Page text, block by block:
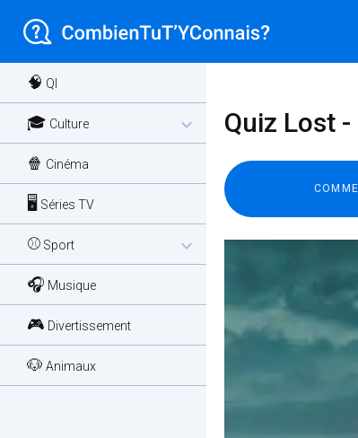
🧠 QI
🎓 Culture expand_more
🍿 Cinéma
🖥️ Séries TV
⚾ Sport expand_more
🎧 Musique
🎮 Divertissement
🐶 Animaux
Quiz Lost